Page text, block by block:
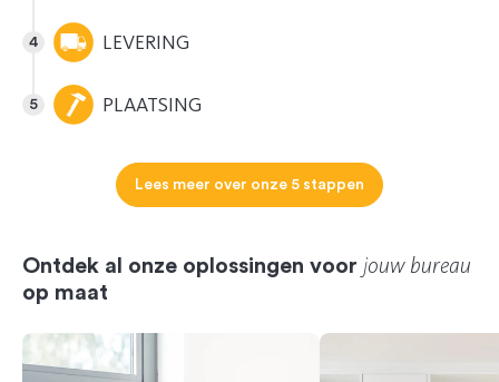
LEVERING
PLAATSING
Lees meer over onze 5 stappen
Ontdek al onze oplossingen voor jouw bureau
op maat